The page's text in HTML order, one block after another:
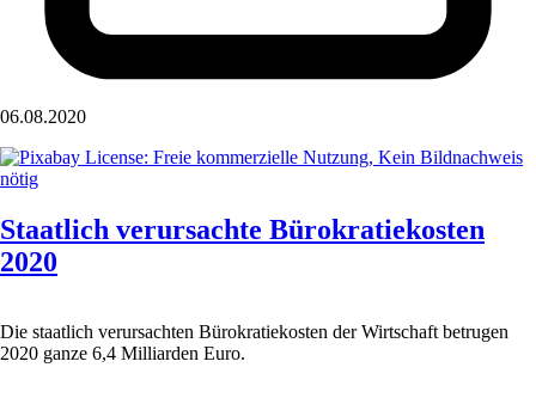
06.08.2020
Staatlich verursachte Bürokratiekosten
2020
Die staatlich verursachten Bürokratiekosten der Wirtschaft betrugen
2020 ganze 6,4 Milliarden Euro.